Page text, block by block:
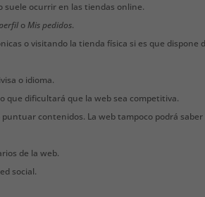
suele ocurrir en las tiendas online.
oMis pedidos.
o visitando la tienda física si es que dispone
o idioma.
que dificultará que la web sea competitiva.
contenidos. La web tampoco podrá saber
de la web.
social.